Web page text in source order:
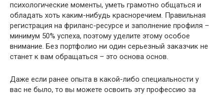
психологические моменты, уметь грамотно общаться и
обладать хоть каким-нибудь красноречием. Правильная
регистрация на фриланс-ресурсе и заполнение профиля –
минимум 50% успеха, поэтому уделите этому особое
внимание. Без портфолио ни один серьезный заказчик не
станет к вам обращаться – это основа основ.
Даже если ранее опыта в какой-либо специальности у
вас не было, то вы можете освоить эту профессию за